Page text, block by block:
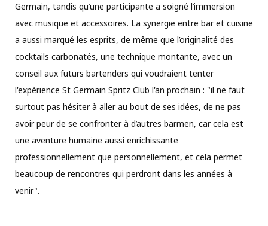
Germain, tandis qu’une participante a soigné l’immersion
avec musique et accessoires. La synergie entre bar et cuisine
a aussi marqué les esprits, de même que l’originalité des
cocktails carbonatés, une technique montante, avec un
conseil aux futurs bartenders qui voudraient tenter
l'expérience St Germain Spritz Club l'an prochain : "il ne faut
surtout pas hésiter à aller au bout de ses idées, de ne pas
avoir peur de se confronter à d’autres barmen, car cela est
une aventure humaine aussi enrichissante
professionnellement que personnellement, et cela permet
beaucoup de rencontres qui perdront dans les années à
venir".